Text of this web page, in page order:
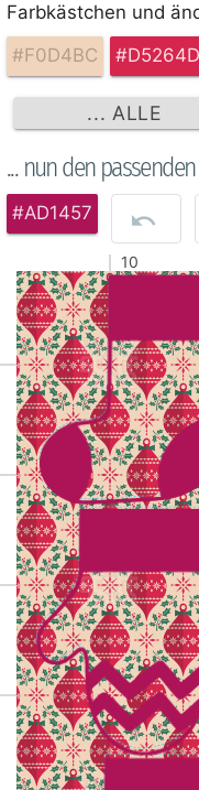
Farbkästchen und
#F0D4BC
#D5264D
... ALLE
... nun den
#AD1457